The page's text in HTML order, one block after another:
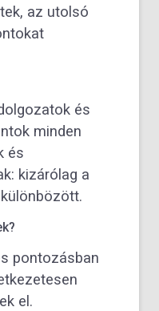
az utolsó
és
minden
és
kizárólag a
pontozásban
el.